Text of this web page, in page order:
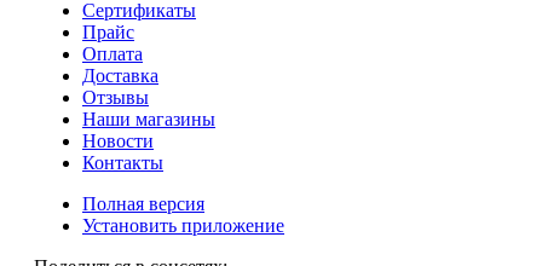
Сертификаты
Прайс
Оплата
Доставка
Отзывы
Наши магазины
Новости
Контакты
Полная версия
Установить приложение